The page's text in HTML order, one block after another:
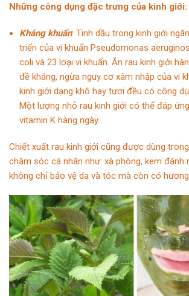
Những công dụng đặc trưng của kinh giới:
Kháng khuẩn: Tinh dầu trong kinh giới
triển của vi khuẩn Pseudomonas
coli và 23 loại vi khuẩn. Ăn rau kinh giới
đề kháng, ngừa nguy cơ xâm nhập của vi
kinh giới dạng khô hay tươi đều có công
Một lượng nhỏ rau kinh giới có thể đáp
vitamin K hàng ngày.
Chiết xuất rau kinh giới cũng được dùng
chăm sóc cá nhân như: xà phòng, kem đánh
không chỉ bảo vệ da và tóc mà còn có